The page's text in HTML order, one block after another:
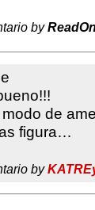
by
de
figura…
by